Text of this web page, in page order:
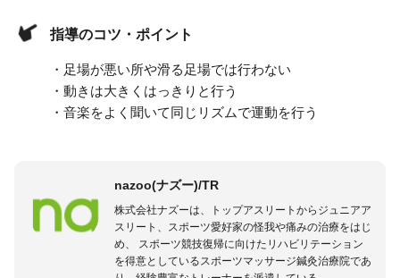
指導のコツ・ポイント
・足場が悪い所や滑る足場では行わない
・動きは大きくはっきりと行う
・音楽をよく聞いて同じリズムで運動を行う
nazoo(ナズー)/TR
株式会社ナズーは、トップアスリートからジュニアア
スリート、スポーツ愛好家の怪我や痛みの治療をはじ
め、 スポーツ競技復帰に向けたリハビリテーション
を得意としているスポーツマッサージ鍼灸治療院であ